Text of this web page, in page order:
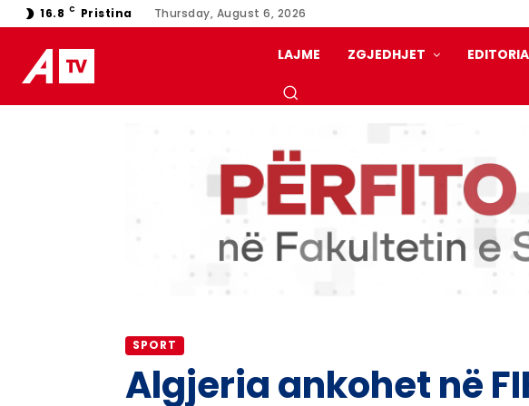
16.8 C Pristina Thursday, August 6, 2026
LAJME ZGJEDHJET
SPORT
Algjeria ankohet në